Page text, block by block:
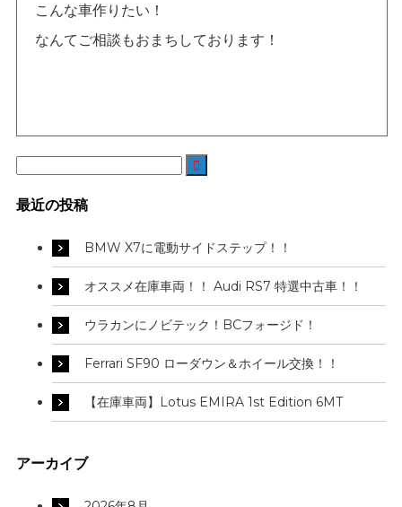
こんな車作りたい！
なんてご相談もおまちしております！

最近の投稿
BMW X7に電動サイドステップ！！
オススメ在庫車両！！ Audi RS7 特選中古車！！
ウラカンにノビテック！BCフォージド！
Ferrari SF90 ローダウン＆ホイール交換！！
【在庫車両】Lotus EMIRA 1st Edition 6MT
アーカイブ